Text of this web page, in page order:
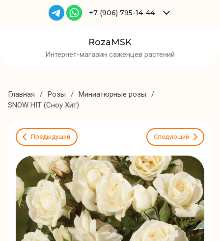
+7 (906) 795-14-44
RozaMSK
Интернет-магазин саженцев растений
Главная / Розы / Миниатюрные розы
/
SNOW HIT (Сноу Хит)
Предыдущий Следующий